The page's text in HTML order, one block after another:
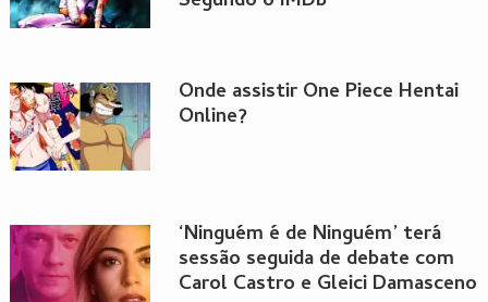
Onde assistir One Piece Hentai
Online?
‘Ninguém é de Ninguém’ terá
sessão seguida de debate com
Carol Castro e Gleici Damasceno